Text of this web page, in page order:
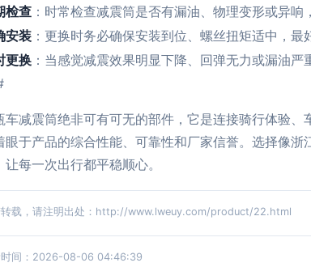
检查 ：时常检查减震筒是否有漏油、物理变形或异响
安装 ：更换时务必确保安装到位、螺丝扭矩适中，最
更换 ：当感觉减震效果明显下降、回弹无力或漏油
车减震筒绝非可有可无的部件，它是连接骑行体验
眼于产品的综合性能、可靠性和厂家信誉。选择像
让每一次出行都平稳顺心。
载，请注明出处：http://www.lweuy.com/product/22.html
时间：2026-08-06 04:46:39